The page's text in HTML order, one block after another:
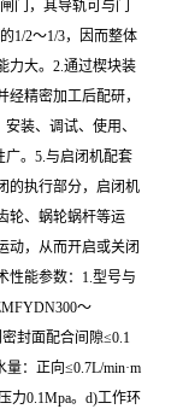
门，其导轨可与门
1/2～1/3，因而整体
力大。2.通过楔块装
精密加工后配研，
装、调试、使用、
广。5.与启闭机配套
的执行部分，启闭机
轮、蜗轮蜗杆等运
动，从而开启或关闭
性能参数：1.型号与
～
封面配合间隙≤0.1
：正向≤0.7L/min·m
力0.1Mpa。d)工作环